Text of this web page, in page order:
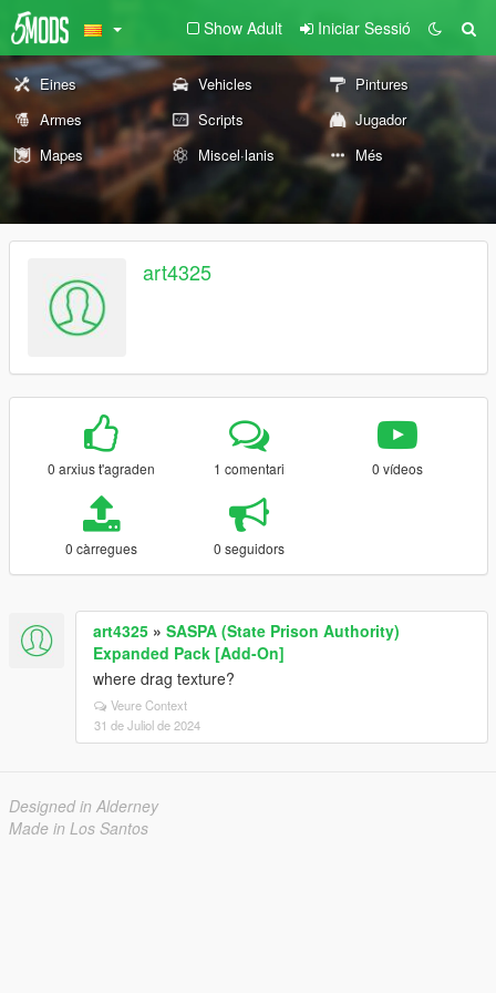
Show Adult Iniciar Sessió
Eines Vehicles
Pintures
Armes
Scripts
Jugador
Mapes
Miscel·lanis Més
art4325
0 arxius t'agraden 1 comentari 0 vídeos
0 càrregues 0 seguidors
art4325 » SASPA (State Prison Authority)
Expanded Pack [Add-On]
where drag texture?
Veure Context
31 de Juliol de 2024
Designed in Alderney
Made in Los Santos